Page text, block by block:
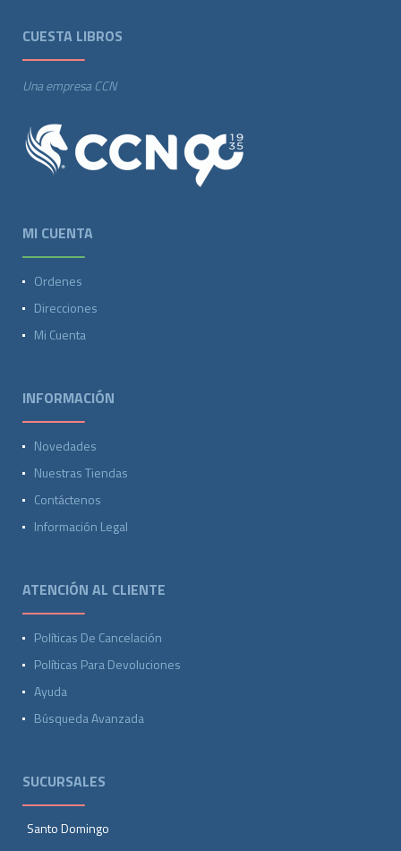
CUESTA LIBROS
Una empresa CCN
MI CUENTA
Ordenes
Direcciones
Mi Cuenta
INFORMACIÓN
Novedades
Nuestras Tiendas
Contáctenos
Información Legal
ATENCIÓN AL CLIENTE
Políticas De Cancelación
Políticas Para Devoluciones
Ayuda
Búsqueda Avanzada
SUCURSALES
Santo Domingo